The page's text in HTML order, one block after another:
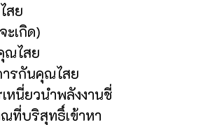
สย
ะเกิด)
ณไสย
รกันคุณไสย
นี่ยวนำพลังงานชี่
ที่บริสุทธิ์เข้าหา